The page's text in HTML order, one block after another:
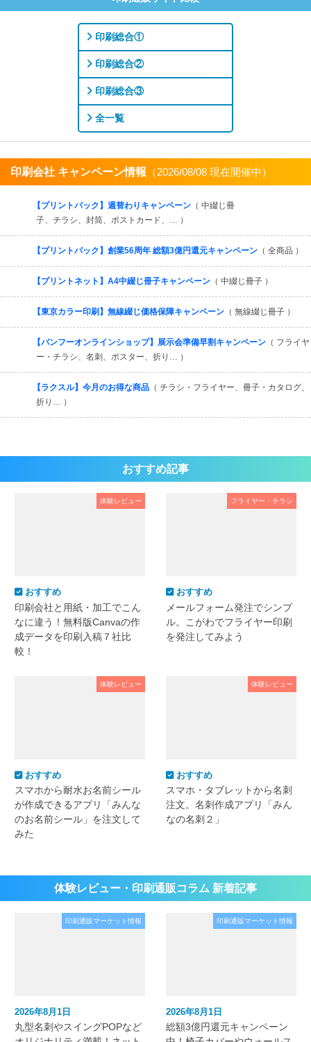
印刷総合①
印刷総合②
印刷総合③
全一覧
印刷会社 キャンペーン情報 （2026/08/08 現在開催中）
【プリントパック】週替わりキャンペーン （ 中綴じ冊
子、チラシ、封筒、ポストカード、… ）
【プリントパック】創業56周年 総額3億円還元キャンペーン （ 全商品 ）
【プリントネット】A4中綴じ冊子キャンペーン （ 中綴じ冊子 ）
【東京カラー印刷】無線綴じ価格保障キャンペーン （ 無線綴じ冊子 ）
【バンフーオンラインショップ】展示会準備早割キャンペーン （ フライヤ
ー・チラシ、名刺、ポスター、折り… ）
【ラクスル】今月のお得な商品 （ チラシ・フライヤー、冊子・カタログ、
折り… ）
おすすめ記事
体験レビュー
おすすめ
印刷会社と用紙・加工でこん
なに違う！無料版Canvaの作
成データを印刷入稿７社比
較！
フライヤー・チラシ
おすすめ
メールフォーム発注でシンプ
ル。こがわでフライヤー印刷
を発注してみよう
体験レビュー
おすすめ
スマホから耐水お名前シール
が作成できるアプリ「みんな
のお名前シール」を注文して
みた
体験レビュー
おすすめ
スマホ・タブレットから名刺
注文。名刺作成アプリ「みん
なの名刺２」
体験レビュー・印刷通販コラム 新着記事
印刷通販マーケット情報
2026年8月1日
丸型名刺やスイングPOPなど
印刷通販マーケット情報
2026年8月1日
総額3億円還元キャンペーン